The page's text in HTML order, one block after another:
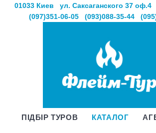
01033 Киев ул. Саксаганского 37
(097)351-06-05
(093)088-35-44
ПІДБІР ТУРОВ КАТАЛОГ